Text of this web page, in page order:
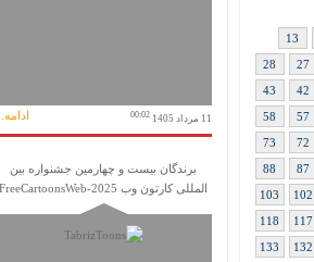
13
27
28
42
43
57
58
72
73
87
88
102
103
117
118
132
133
11 مرداد 1405 00:02 ادامه...
برندگان بیست و چهارمین جشنواره بین
المللی کارتون وب FreeCartoonsWeb-2025